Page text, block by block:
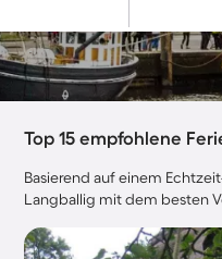
Top 15 empfohlene
Basierend auf einem
Langballig mit dem besten